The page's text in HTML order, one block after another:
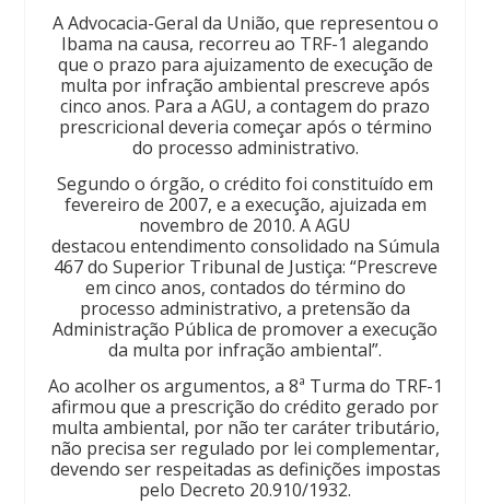
A Advocacia-Geral da União, que representou o
Ibama na causa, recorreu ao TRF-1 alegando
que o prazo para ajuizamento de execução de
multa por infração ambiental prescreve após
cinco anos. Para a AGU, a contagem do prazo
prescricional deveria começar após o término
do processo administrativo.
Segundo o órgão, o crédito foi constituído em
fevereiro de 2007, e a execução, ajuizada em
novembro de 2010. A AGU
destacou entendimento consolidado na Súmula
467 do Superior Tribunal de Justiça: “Prescreve
em cinco anos, contados do término do
processo administrativo, a pretensão da
Administração Pública de promover a execução
da multa por infração ambiental”.
Ao acolher os argumentos, a 8ª Turma do TRF-1
afirmou que a prescrição do crédito gerado por
multa ambiental, por não ter caráter tributário,
não precisa ser regulado por lei complementar,
devendo ser respeitadas as definições impostas
pelo Decreto 20.910/1932.